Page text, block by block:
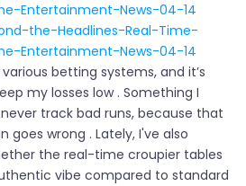
Entertainment-News-04-14
the-Headlines-Real-Time-
Entertainment-News-04-14
betting systems, and it’s
my losses low . Something I
track bad runs, because that
goes wrong . Lately, I've also
the real-time croupier tables
vibe compared to standard